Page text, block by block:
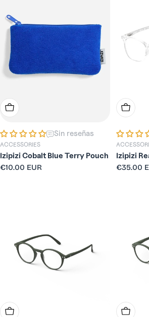
Añadir A La Cesta
Sin reseñas
ACCESSORIES
Izipizi Cobalt Blue Terry Pouch
Precio
€10.00 EUR
Elige
Izipizi
Precio
€35.00
Elige Opciones Añadir